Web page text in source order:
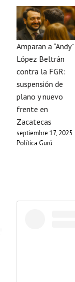
Amparan a “Andy”
López Beltrán
contra la FGR:
suspensión de
plano y nuevo
frente en
Zacatecas
septiembre 17, 2025
Política Gurú